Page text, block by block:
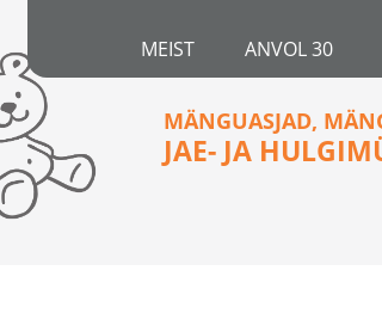
MEIST ANVOL 30
MÄNGUASJAD,
JAE- JA